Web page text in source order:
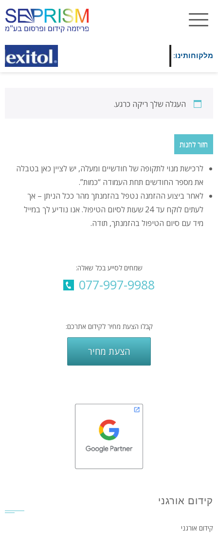
מלקוחותינו:
העגלה שלך ריקה כרגע.
חזור לחנות
לרכישת מנוי לתקופה של חודשיים ומעלה, יש לציין כאן בטבלה
את מספר החודשים תחת העמודה “כמות”.
לאחר ביצוע ההזמנה נטפל בהזמנתך מהר ככל הניתן – אך
לעתים לוקח עד 24 שעות לסיום הטיפול. אנו נודיע לך במייל
מיד עם סיום הטיפול בהזמנתך, תודה.
שמחים לסייע בכל שאלה:
077-997-9988
קבלו הצעת מחיר לקידום אתרכם:
הצעת מחיר
קידום אורגני
קידום אורגני